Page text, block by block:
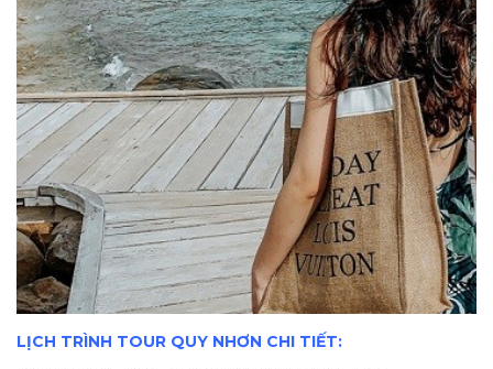
LỊCH TRÌNH TOUR QUY NHƠN CHI TIẾT: